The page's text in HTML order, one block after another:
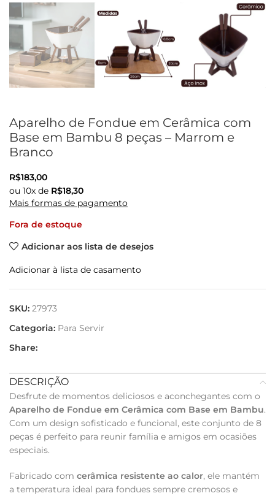
Aparelho de Fondue em Cerâmica com
Base em Bambu 8 peças – Marrom e
Branco
R$183,00
ou 10x de R$18,30
Mais formas de pagamento
Fora de estoque
Adicionar aos lista de desejos
Adicionar à lista de casamento
SKU: 27973
Categoria: Para Servir
Share:
DESCRIÇÃO
Desfrute de momentos deliciosos e aconchegantes com o
Aparelho de Fondue em Cerâmica com Base em Bambu.
Com um design sofisticado e funcional, este conjunto de 8
peças é perfeito para reunir família e amigos em ocasiões
especiais.
Fabricado com cerâmica resistente ao calor, ele mantém
a temperatura ideal para fondues sempre cremosos e